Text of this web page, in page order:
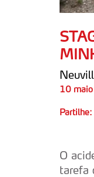
10
Partilhe:
O
tarefa